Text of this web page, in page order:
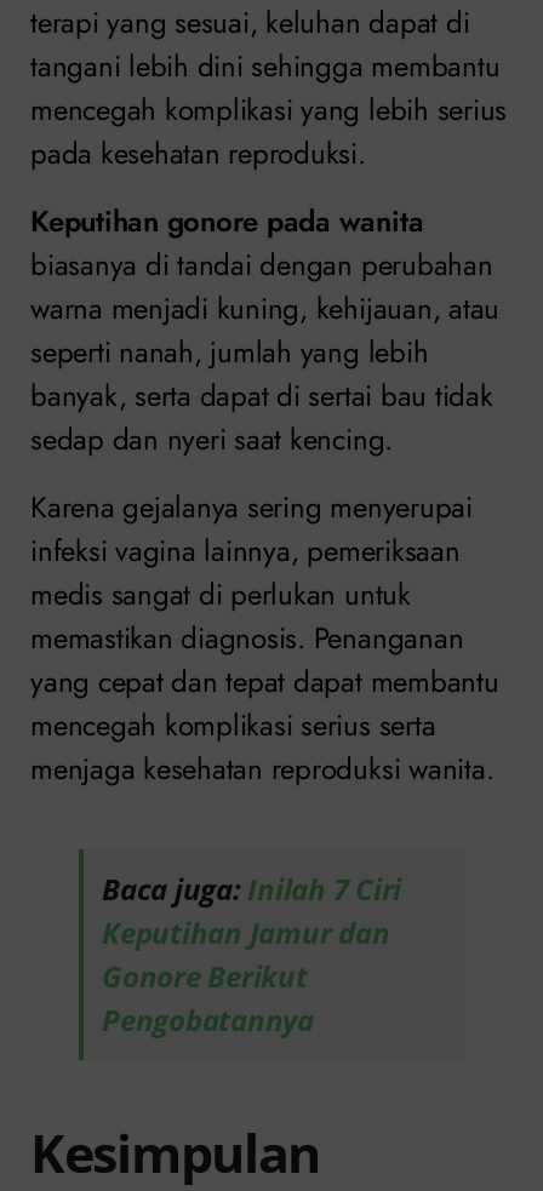
terapi yang sesuai, keluhan dapat di
tangani lebih dini sehingga membantu
mencegah komplikasi yang lebih serius
pada kesehatan reproduksi.
Keputihan gonore pada wanita
biasanya di tandai dengan perubahan
warna menjadi kuning, kehijauan, atau
seperti nanah, jumlah yang lebih
banyak, serta dapat di sertai bau tidak
sedap dan nyeri saat kencing.
Karena gejalanya sering menyerupai
infeksi vagina lainnya, pemeriksaan
medis sangat di perlukan untuk
memastikan diagnosis. Penanganan
yang cepat dan tepat dapat membantu
mencegah komplikasi serius serta
menjaga kesehatan reproduksi wanita.
Baca juga:Inilah 7 Ciri
Keputihan Jamur dan
Gonore Berikut
Pengobatannya
Kesimpulan